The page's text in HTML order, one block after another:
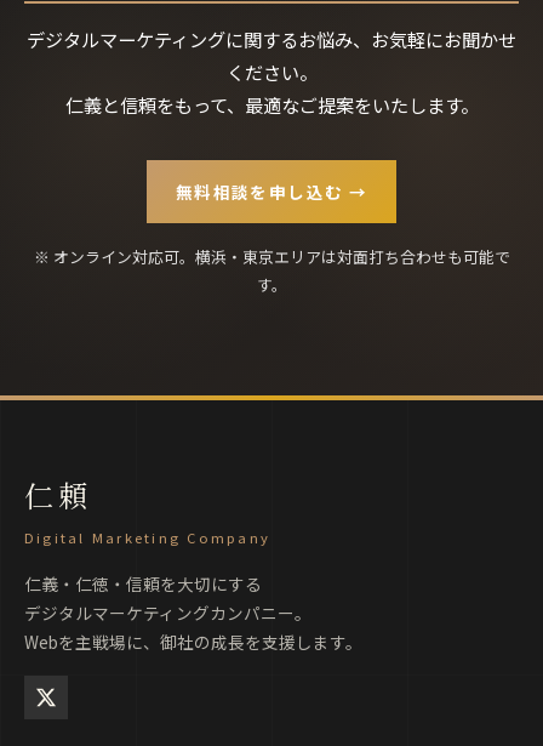
デジタルマーケティングに関するお悩み、お気軽にお聞かせ
ください。
仁義と信頼をもって、最適なご提案をいたします。
無料相談を申し込む →
※ オンライン対応可。横浜・東京エリアは対面打ち合わせも可能で
す。
仁頼
Digital Marketing Company
仁義・仁徳・信頼を大切にする
デジタルマーケティングカンパニー。
Webを主戦場に、御社の成長を支援します。